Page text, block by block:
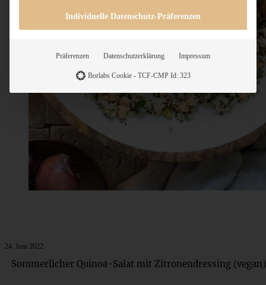
24. Juni 2022
Sommerlicher Quinoa-Salat mit Zitronendressing (vegan)
Individuelle Datenschutz-Präferenzen
Präferenzen Datenschutzerklärung Impressum
Borlabs Cookie - TCF-CMP Id: 323